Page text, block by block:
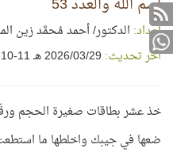
إعداد: الدكتور/ أحمد مُحمَّد زين
آخر تحديث: 29‏/03‏/2026 هـ 11-10-1447
خذ عشر بطاقات صغيرة الحجم ورقّمها من
ضعها في جيبك واخلطها ما